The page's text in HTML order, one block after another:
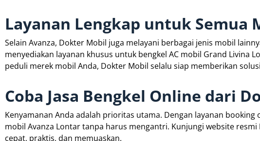
Layanan Lengkap untuk Semua
Selain Avanza, Dokter Mobil juga melayani berbagai jenis mobil
menyediakan layanan khusus untuk bengkel AC mobil Grand Livina
peduli merek mobil Anda, Dokter Mobil selalu siap memberikan
Coba Jasa Bengkel Online dari
Kenyamanan Anda adalah prioritas utama. Dengan layanan
mobil Avanza Lontar tanpa harus mengantri. Kunjungi website
cepat, praktis, dan memuaskan.